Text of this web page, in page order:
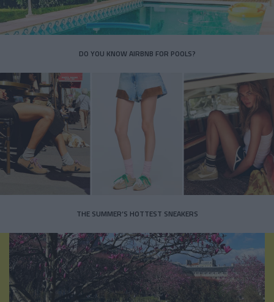
DO YOU KNOW AIRBNB FOR POOLS?
THE SUMMER’S HOTTEST SNEAKERS